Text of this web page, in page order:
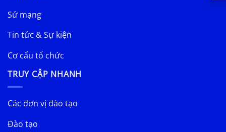
Sứ mạng
Tin tức & Sự kiện
Cơ cấu tổ chức
TRUY CẬP NHANH
Các đơn vị đào tạo
Đào tạo